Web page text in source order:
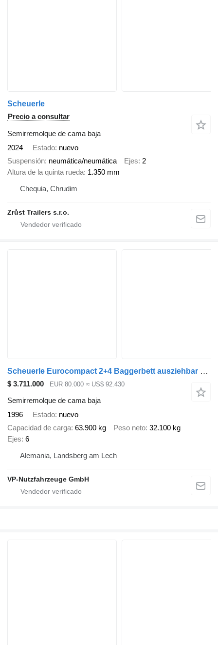
Scheuerle
Precio a consultar
Semirremolque de cama baja
2024
Estado nuevo
Suspensión neumática/neumática Ejes 2
Altura de la quinta rueda 1.350 mm
Chequia, Chrudim
Zrůst Trailers s.r.o.
Scheuerle Eurocompact 2+4 Baggerbett ausziehbar Pendelachs
$ 3.711.000 EUR 80.000 ≈ US$ 92.430
Semirremolque de cama baja
1996
Estado nuevo
Capacidad de carga 63.900 kg Peso neto 32.100 kg
Ejes 6
Alemania, Landsberg am Lech
VP-Nutzfahrzeuge GmbH